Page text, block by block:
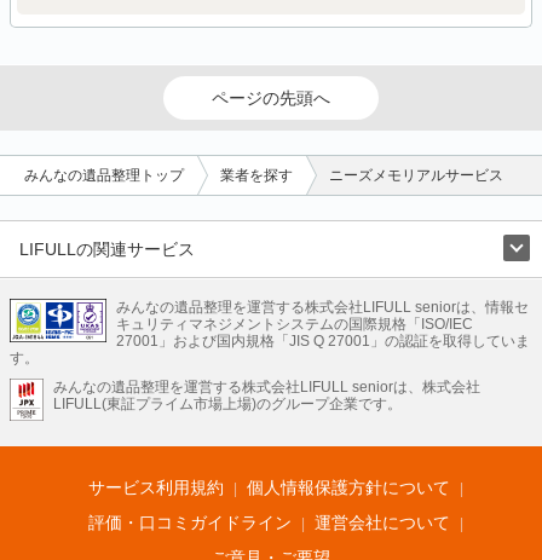
ページの先頭へ
みんなの遺品整理トップ 業者を探す ニーズメモリアルサービス
LIFULLの関連サービス
不動産・住宅 引越し 老人ホーム 地方創生
ママの就労支援
不動産クラウドファンディング 遺品整理 老後の暮らし情報
LIFULL HOME'Sのサービス
不動産・住宅
不動産査定 マンション専門売却査定 不動産投資 アドバイザー
不動産アーカイブ
空き家バンク 家賃相場 不動産会社
まちむすび
不動産用語集 住まいのお役立ち情報
LIFULL HOME'S PRESS
アプリ 不動産データ 不動産転職
みんなの遺品整理を運営する株式会社LIFULL seniorは、情報セ
キュリティマネジメントシステムの国際規格「ISO/IEC
27001」および国内規格「JIS Q 27001」の認証を取得していま
す。
みんなの遺品整理を運営する株式会社LIFULL seniorは、株式会社
LIFULL(東証プライム市場上場)のグループ企業です。
サービス利用規約
個人情報保護方針について
評価・口コミガイドライン
運営会社について